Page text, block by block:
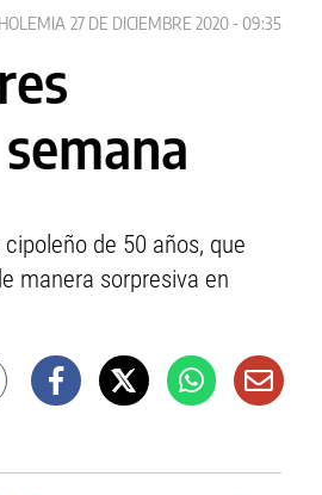
27 DE DICIEMBRE 2020 - 09:35
de 50 años, que
manera sorpresiva en